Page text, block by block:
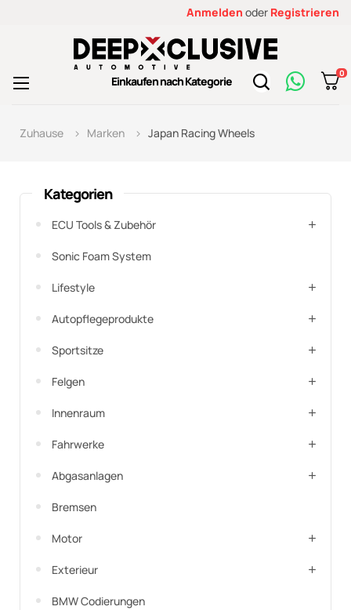
Anmelden oder Registrieren
Einkaufen nach Kategorie
0
Toggle
☰
Zuhause Marken Japan Racing Wheels
Kategorien
ECU Tools & Zubehör
Sonic Foam System
Lifestyle
Autopflegeprodukte
Sportsitze
Felgen
Innenraum
Fahrwerke
Abgasanlagen
Bremsen
Motor
Exterieur
BMW Codierungen